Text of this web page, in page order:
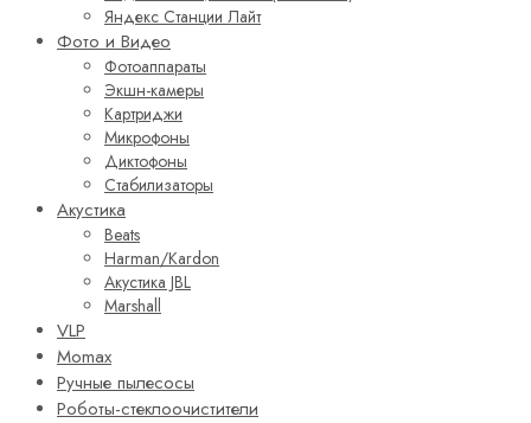
Яндекс Станции Лайт
Фото и Видео
Фотоаппараты
Экшн-камеры
Картриджи
Микрофоны
Диктофоны
Стабилизаторы
Акустика
Beats
Harman/Kardon
Акустика JBL
Marshall
VLP
Momax
Ручные пылесосы
Роботы-стеклоочистители